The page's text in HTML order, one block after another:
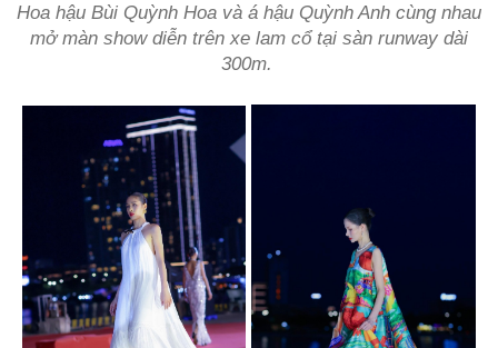
Hoa hậu Bùi Quỳnh Hoa và á hậu Quỳnh Anh cùng nhau
mở màn show diễn trên xe lam cổ tại sàn runway dài
300m.